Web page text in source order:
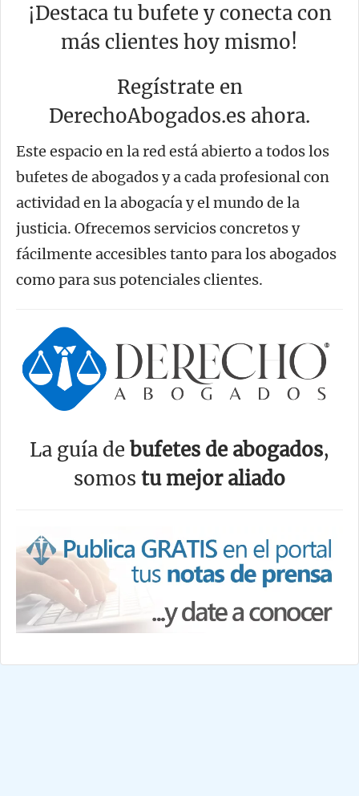
¡Destaca tu bufete y conecta con
más clientes hoy mismo!
Regístrate en
DerechoAbogados.es ahora.
Este espacio en la red está abierto a todos los
bufetes de abogados y a cada profesional con
actividad en la abogacía y el mundo de la
justicia. Ofrecemos servicios concretos y
fácilmente accesibles tanto para los abogados
como para sus potenciales clientes.
La guía de bufetes de abogados,
somos tu mejor aliado